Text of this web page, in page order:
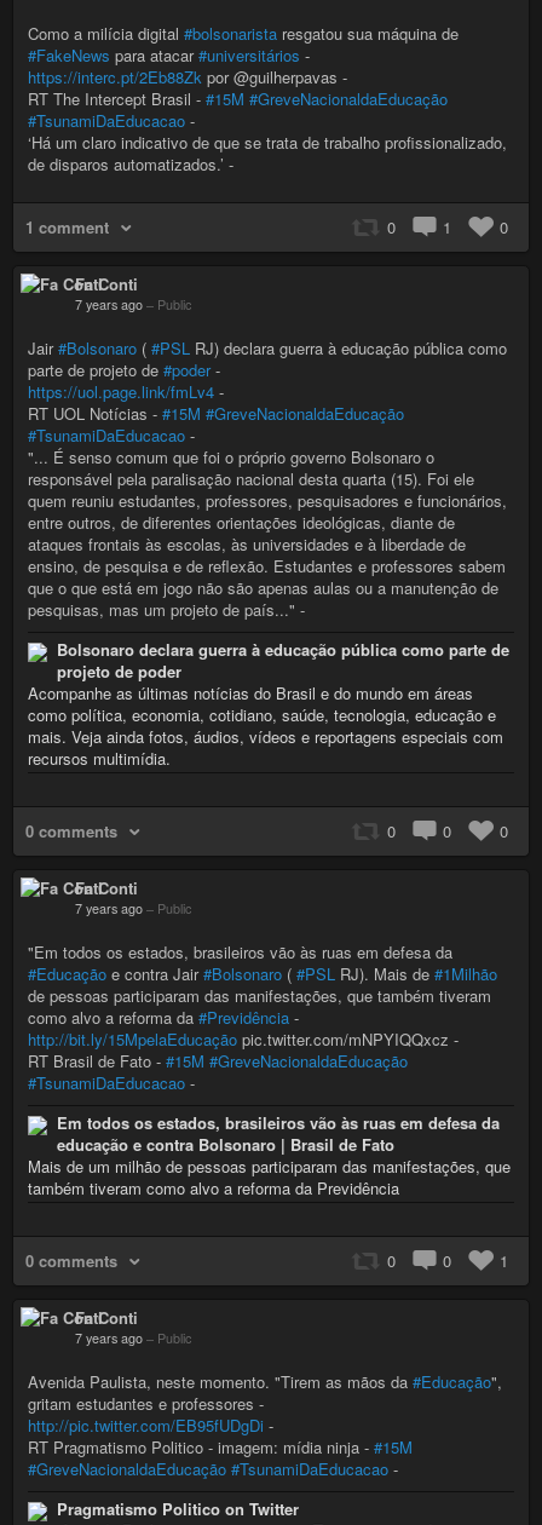
Como a milícia digital #bolsonarista resgatou sua máquina de
#FakeNews para atacar#universitários -
https://interc.pt/2Eb88Zk por @guilherpavas -
RT The Intercept Brasil - #15M #GreveNacionaldaEducação
#TsunamiDaEducacao -
‘Há um claro indicativo de que se trata de trabalho profissionalizado,
de disparos automatizados.’ -
1 comment 0 1 0
Fa Conti
7 years ago – Public
Jair#Bolsonaro ( #PSL RJ) declara guerra à educação pública como
parte de projeto de #poder-
https://uol.page.link/fmLv4 -
RT UOL Notícias - #15M #GreveNacionaldaEducação
#TsunamiDaEducacao -
"... É senso comum que foi o próprio governo Bolsonaro o
responsável pela paralisação nacional desta quarta (15). Foi ele
quem reuniu estudantes, professores, pesquisadores e funcionários,
entre outros, de diferentes orientações ideológicas, diante de
ataques frontais às escolas, às universidades e à liberdade de
ensino, de pesquisa e de reflexão. Estudantes e professores sabem
que o que está em jogo não são apenas aulas ou a manutenção de
pesquisas, mas um projeto de país..." -
Bolsonaro declara guerra à educação pública como parte de
projeto de poder
Acompanhe as últimas notícias do Brasil e do mundo em áreas
como política, economia, cotidiano, saúde, tecnologia, educação e
mais. Veja ainda fotos, áudios, vídeos e reportagens especiais com
recursos multimídia.
0 comments 0 0 0
Fa Conti
7 years ago – Public
"Em todos os estados, brasileiros vão às ruas em defesa da
#Educação e contra Jair#Bolsonaro ( #PSL RJ). Mais de #1Milhão
de pessoas participaram das manifestações, que também tiveram
como alvo a reforma da #Previdência -
http://bit.ly/15MpelaEducação pic.twitter.com/mNPYIQQxcz -
RT Brasil de Fato - #15M #GreveNacionaldaEducação
#TsunamiDaEducacao -
Em todos os estados, brasileiros vão às ruas em defesa da
educação e contra Bolsonaro | Brasil de Fato
Mais de um milhão de pessoas participaram das manifestações, que
também tiveram como alvo a reforma da Previdência
0 comments 0 0 1
Fa Conti
7 years ago – Public
Avenida Paulista, neste momento. "Tirem as mãos da #Educação",
gritam estudantes e professores -
http://pic.twitter.com/EB95fUDgDi -
RT Pragmatismo Politico - imagem: mídia ninja - #15M
#GreveNacionaldaEducação #TsunamiDaEducacao -
Pragmatismo Politico on Twitter